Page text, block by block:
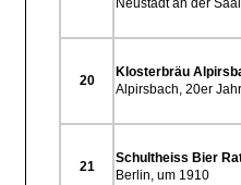
20
Klosterbräu
Alpirsbach, 20er
21
Schultheiss Bier
Berlin, um 1910